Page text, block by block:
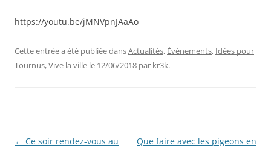
https://youtu.be/jMNVpnJAaAo
Cette entrée a été publiée dansActualités, Événements, Idées pour
Tournus,Vive la ville le 12/06/2018 par kr3k.
Navigation
← Ce soir rendez-vous au
Que faire avec les pigeons en